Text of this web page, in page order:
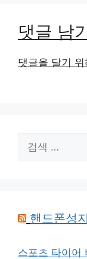
댓글 남
댓글을 달기 위
색:
핸드폰성지
스포츠 타이어